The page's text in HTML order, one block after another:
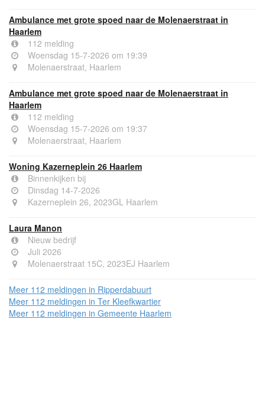
Ambulance met grote spoed naar de Molenaerstraat in
Haarlem
112 melding
Woensdag 15-7-2026 om 19:39
Molenaerstraat, Haarlem
Ambulance met grote spoed naar de Molenaerstraat in
Haarlem
112 melding
Woensdag 15-7-2026 om 19:37
Molenaerstraat, Haarlem
Woning Kazerneplein 26 Haarlem
Binnenkijken bij
Dinsdag 14-7-2026
Kazerneplein 26, 2023GL Haarlem
Laura Manon
Nieuw bedrijf
Juli 2026
Molenaerstraat 15C, 2023EJ Haarlem
Meer 112 meldingen in Ripperdabuurt
Meer 112 meldingen in Ter Kleefkwartier
Meer 112 meldingen in Gemeente Haarlem